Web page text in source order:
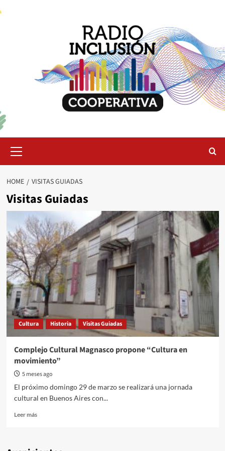
Menu
HOME VISITAS GUIADAS
Visitas Guiadas
Cultura Historia Visitas Guiadas
Complejo Cultural Magnasco propone “Cultura en
movimiento”
5 meses ago
El próximo domingo 29 de marzo se realizará una jornada
cultural en Buenos Aires con...
Leer másRead